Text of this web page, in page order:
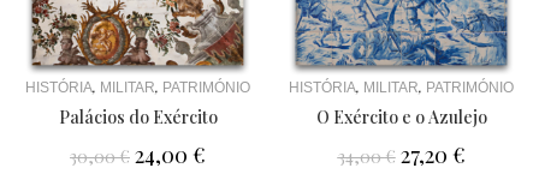
HISTÓRIA, MILITAR, PATRIMÓNIO
Palácios do Exército
30,00€ 24,00 €
HISTÓRIA, MILITAR, PATRIMÓNIO
O Exército e o Azulejo
34,00€ 27,20 €